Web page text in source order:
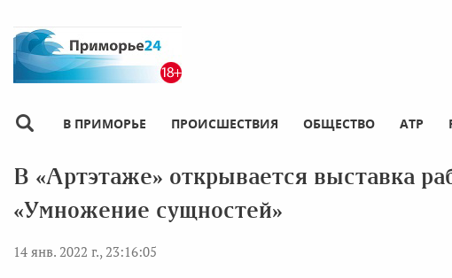
В ПРИМОРЬЕ ПРОИСШЕСТВИЯ ОБЩЕСТВО АТР
В «Артэтаже» открывается выставка
«Умножение сущностей»
14 янв. 2022 г., 23:16:05